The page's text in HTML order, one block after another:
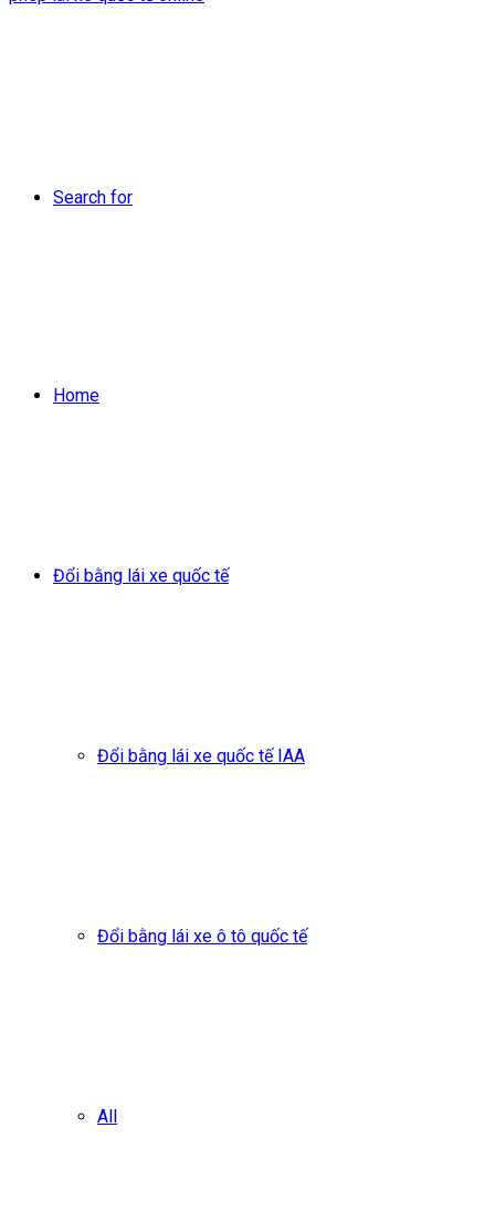
Search for
Home
Đổi bằng lái xe quốc tế
Đổi bằng lái xe quốc tế IAA
Đổi bằng lái xe ô tô quốc tế
All